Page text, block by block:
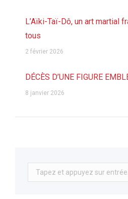
L’Aïki-Taï-Dô, un art martial
tous
2 février 2026
DÉCÈS D’UNE FIGURE
8 janvier 2026
Recherche
: